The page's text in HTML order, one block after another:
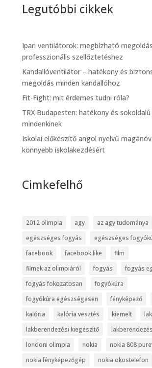
Legutóbbi cikkek
Ipari ventilátorok: megbízható
professzionális szellőztetéshez
Kandallóventilátor – hatékony és
megoldás minden kandallóhoz
Fit-Fight: mit érdemes tudni róla?
TRX Budapesten: hatékony és
mindenkinek
Iskolai előkészítő angol nyelvű
könnyebb iskolakezdésért
Cimkefelhő
2012 olimpia agy
az agy tudománya
egészséges fogyás
egészséges
facebook
facebook like
film
filmek az olimpiáról
fogyás
fogyás
fogyás fokozatosan
fogyókúra
fogyókúra egészségesen
fényképező
kalória
kalória vesztés kiemelt
lakberendezési kiegészítő
londoni olimpia
nokia
nokia 808
nokia fényképezőgép
nokia okostelefon